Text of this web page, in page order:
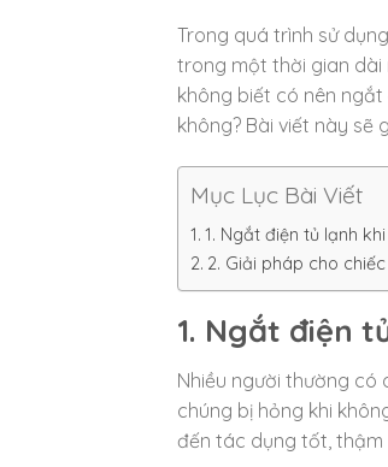
Trong quá trình sử
trong một thời gian dài
không biết có nên
không? Bài viết này
Mục Lục Bài Viết
1. Ngắt điện tủ lạnh
2. Giải pháp cho
1. Ngắt điện
Nhiều người thường có
chúng bị hỏng khi
đến tác dụng tốt, thậm